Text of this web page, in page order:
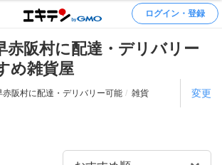
ログイン・登録
赤阪村に配達・デリバリー
め雑貨屋
赤阪村に配達・デリバリー可能 雑貨 変更